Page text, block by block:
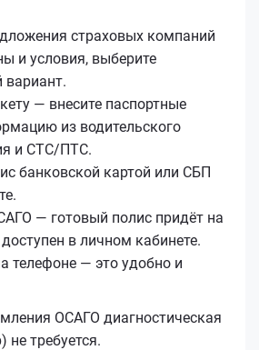
страховых компаний
и условия, выберите
— внесите паспортные
из водительского
и СТС/ПТС.
банковской картой или СБП
— готовый полис придёт на
в личном кабинете.
телефоне — это удобно и
ОСАГО диагностическая
не требуется.